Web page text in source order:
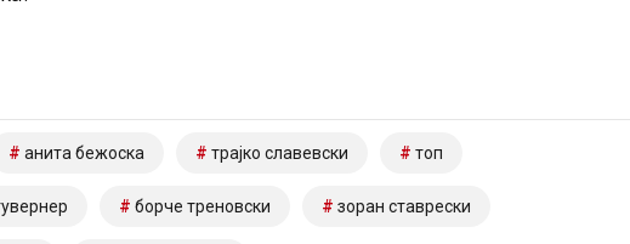
анита бежоска трајко славевски топ
борче треновски зоран ставрески